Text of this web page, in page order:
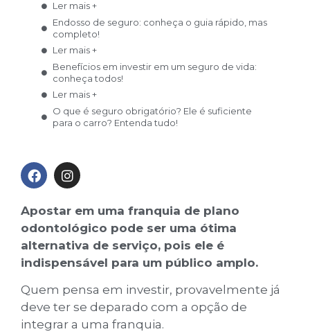
Ler mais +
Endosso de seguro: conheça o guia rápido, mas
completo!
Ler mais +
Benefícios em investir em um seguro de vida:
conheça todos!
Ler mais +
O que é seguro obrigatório? Ele é suficiente
para o carro? Entenda tudo!
modelo de negócio
Ler mais +
dicas
Ler mais +
Apostar em uma franquia de plano
odontológico pode ser uma ótima
alternativa de serviço, pois ele é
indispensável para um público amplo.
Quem pensa em investir, provavelmente já
deve ter se deparado com a opção de
integrar a uma franquia.